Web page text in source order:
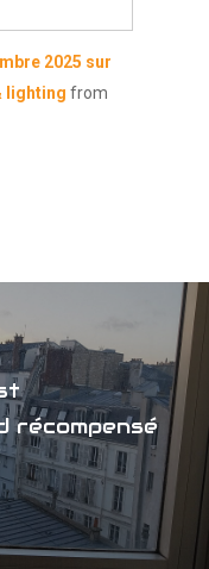
2025 sur
lighting from
récompensé
Les Partenaires
Les Adhérents
rejoindre